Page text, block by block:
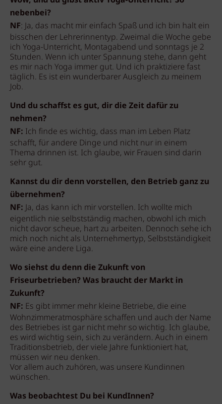
nebenbei?
NF: Ja, das macht mir einfach Spaß und ich bin halt ein
bisschen der Lehrerinnentyp. Zweimal die Woche gebe
ich Yoga-Unterricht, Montagabend und sonntags je 2
Stunden. Wenn ich unter Spannung stehe, dann geht
es mir nach Yoga immer gut. Und ich praktiziere fast
täglich. Es ist ein wunderbarer Ausgleich zu meinem
Job.
Und du schaffst es gut, dir die Zeit dafür zu
nehmen?
NF: Ich finde es wichtig, dass man im Leben Platz
schafft, für andere Dinge und nicht nur in einem
Thema drinnen ist. Ich glaube, wir Frauen sind darin
sehr gut.
Kannst du dir denn vorstellen, den Betrieb ganz zu
übernehmen?
NF:Ja, das kann ich mir vorstellen. Ich wollte mich
eigentlich nie selbstständig machen, obwohl ich mich
nicht davor scheue, hart zu arbeiten. Dennoch sehe ich
mich noch nicht als Unternehmertyp, Selbstständigkeit
wäre eine andere Liga.
Wo siehst du denn die Zukunft von
Friseurbetrieben? Was braucht der Markt in
Zukunft?
NF: Es gibt immer mehr kleine Betriebe, die eine
Wohnzimmeratmosphäre schaffen und auch der Name
des Betriebes ist gar nicht mehr so wichtig. Ich glaube,
es wird wichtig sein, sich zu verändern. Auch in einem
Traditionsbetrieb, der viele Jahre funktioniert hat,
müssen wir neu denken.
Vor allem auch zuhören, was unsere Kundinnen
wünschen.
Was beobachtest Du bei KundInnen?